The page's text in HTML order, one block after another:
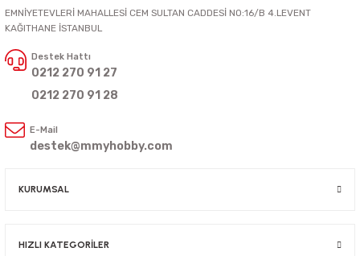
EMNİYETEVLERİ MAHALLESİ CEM SULTAN CADDESİ NO:16/B 4.LEVENT
KAĞITHANE İSTANBUL
Destek Hattı
0212 270 91 27
0212 270 91 28
E-Mail
destek@mmyhobby.com
KURUMSAL
HIZLI KATEGORİLER